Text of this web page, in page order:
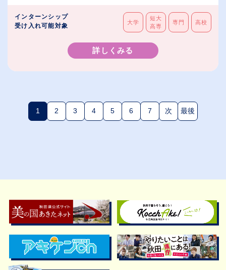
インターンシップ
受け入れ可能対象
大学
短大
高専
専門 高校
詳しくみる
1
(現在のページ)
2 3 4 5 6 7 次 最後